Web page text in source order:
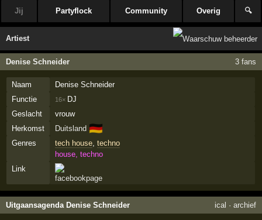
Jij Partyflock Community Overig 🔍
Artiest
Denise Schneider 3 fans
Naam
Denise Schneider
Functie
16× DJ
Geslacht
vrouw
Herkomst
Duitsland 🇩🇪
Genres tech house, techno
house, techno
Link
Uitgaansagenda Denise Schneider ical · archief